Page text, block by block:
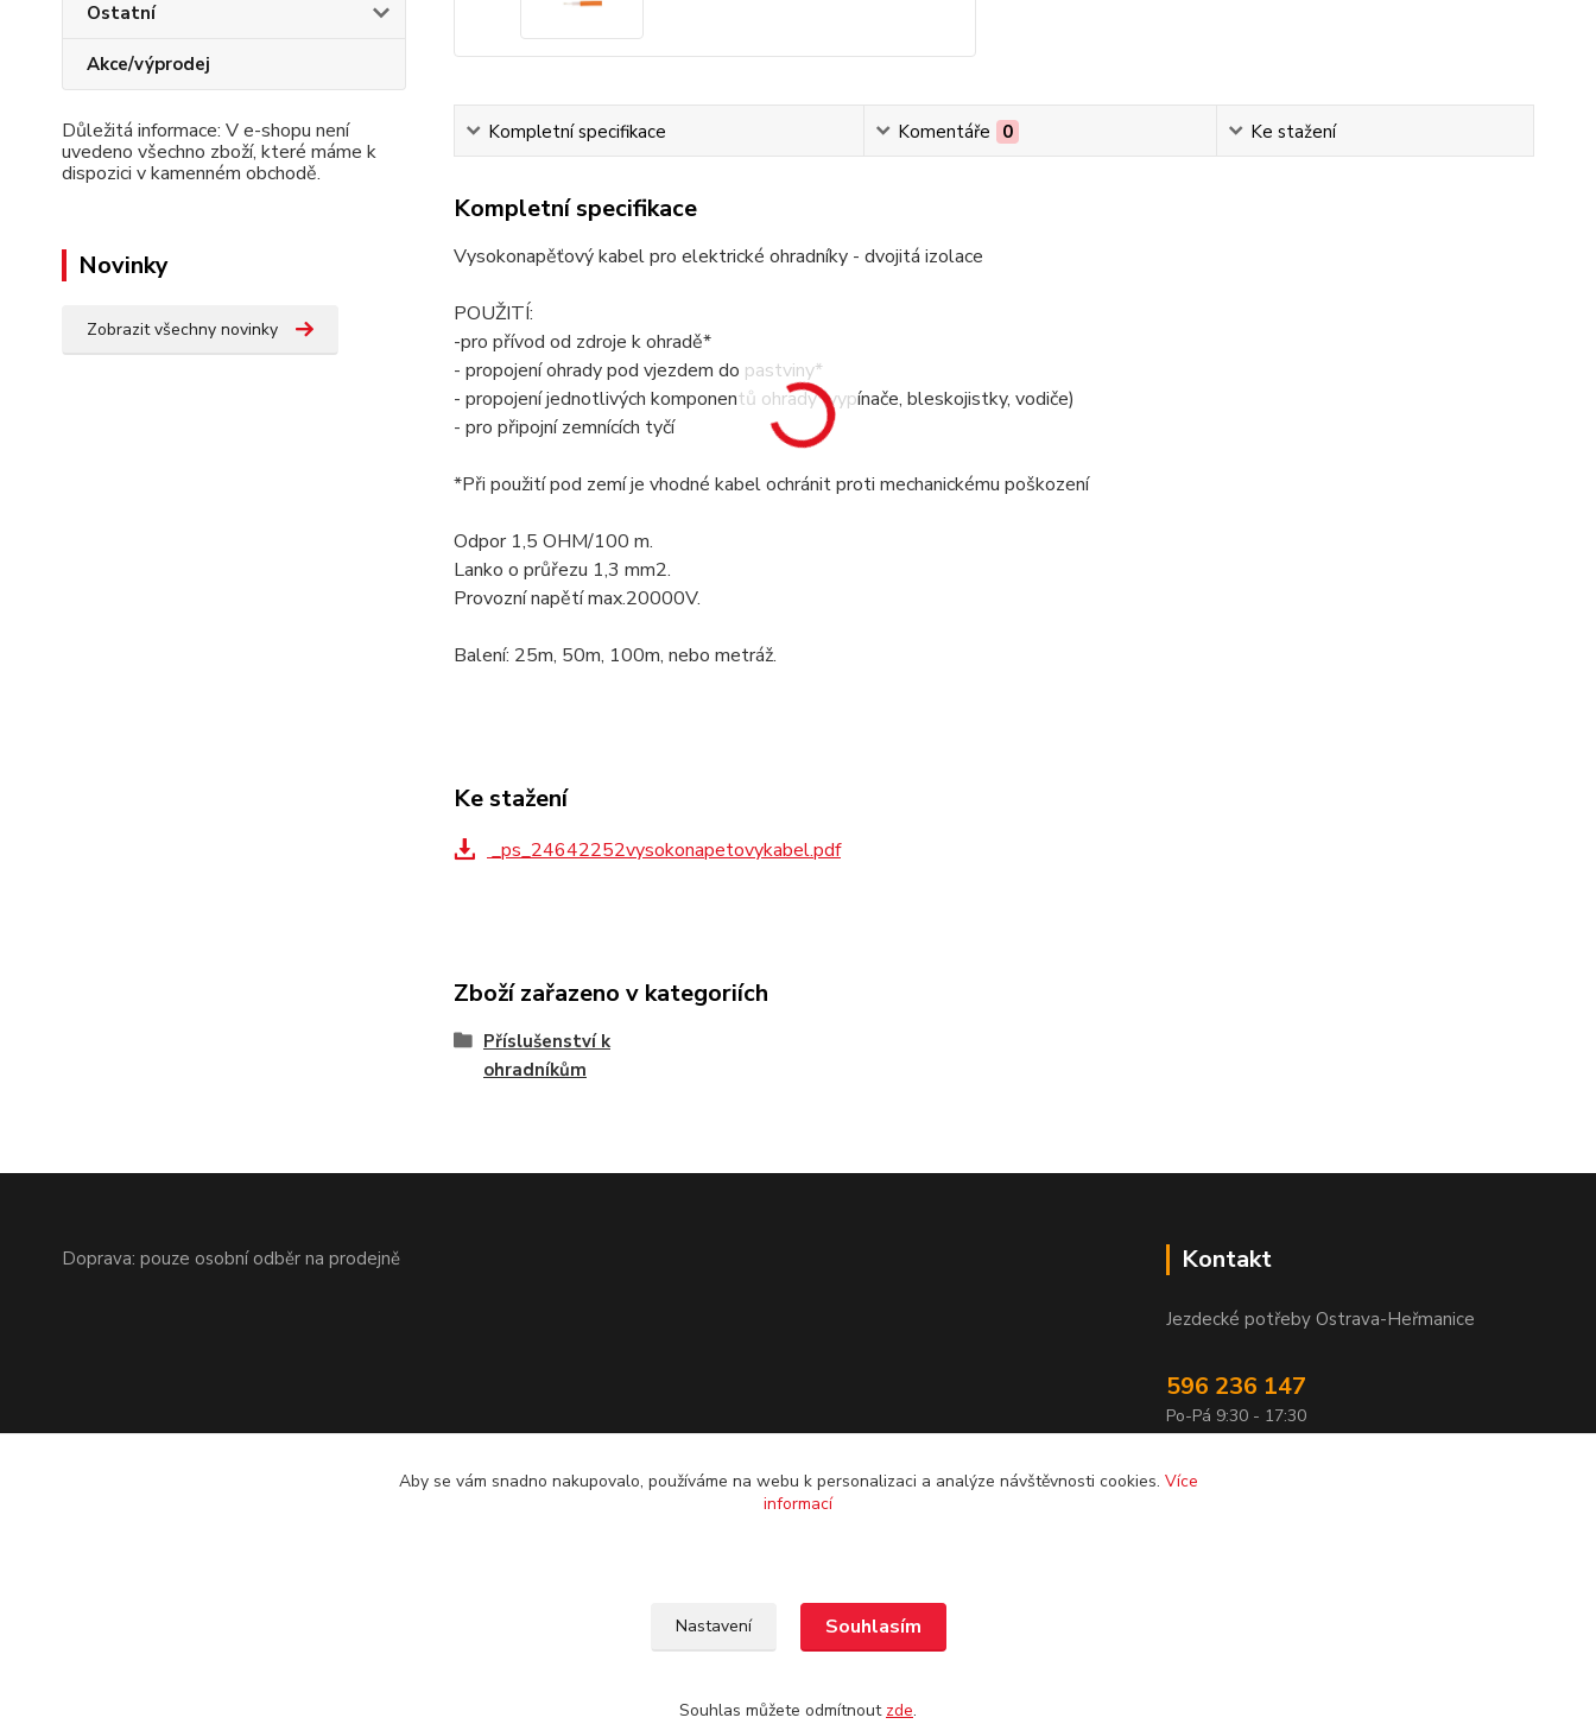
Ostatní
Akce/výprodej
Důležitá informace: V e-shopu není
uvedeno všechno zboží, které máme k
dispozici v kamenném obchodě.
Novinky
Zobrazit všechny novinky
Kompletní specifikace Komentáře 0 Ke stažení
Kompletní specifikace
Vysokonapěťový kabel pro elektrické ohradníky - dvojitá izolace
POUŽITÍ:
-pro přívod od zdroje k ohradě*
- propojení ohrady pod vjezdem do pastviny*
- propojení jednotlivých komponentů ohrady (vypínače, bleskojistky, vodiče)
- pro připojní zemnících tyčí
*Při použití pod zemí je vhodné kabel ochránit proti mechanickému poškození
Odpor 1,5 OHM/100 m.
Lanko o průřezu 1,3 mm2.
Provozní napětí max.20000V.
Balení: 25m, 50m, 100m, nebo metráž.
Ke stažení
_ps_24642252vysokonapetovykabel.pdf
Zboží zařazeno v kategoriích
Příslušenství k
ohradníkům
Doprava: pouze osobní odběr na prodejně Kontakt
Jezdecké potřeby Ostrava-Heřmanice
596 236 147
Po-Pá 9:30 - 17:30
Aby se vám snadno nakupovalo, používáme na webu k personalizaci a analýze návštěvnosti cookies. Více
informací
Nastavení Souhlasím
Souhlas můžete odmítnout zde.